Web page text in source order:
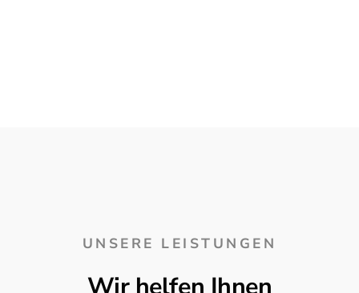
UNSERE LEISTUNGEN